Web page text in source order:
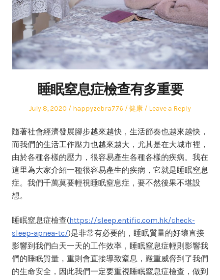
睡眠窒息症檢查有多重要
Posted
July 8, 2020 Author
happyzebra776
Posted
健康 Leave a Reply
隨著社會經濟發展腳步越來越快，生活節奏也越來越快，
而我們的生活工作壓力也越來越大，尤其是在大城市裡，
由於各種各樣的壓力，很容易產生各種各樣的疾病。我在
這里為大家介紹一種很容易產生的疾病，它就是睡眠窒息
症。我們千萬莫要輕視睡眠窒息症，要不然後果不堪設
想。
睡眠窒息症檢查(https://sleep.entific.com.hk/check-
sleep-apnea-tc/)是非常有必要的，睡眠質量的好壞直接
影響到我們白天一天的工作效率，睡眠窒息症輕則影響我
們的睡眠質量，重則會直接導致窒息，嚴重威脅到了我們
的生命安全，因此我們一定要重視睡眠窒息症檢查，做到